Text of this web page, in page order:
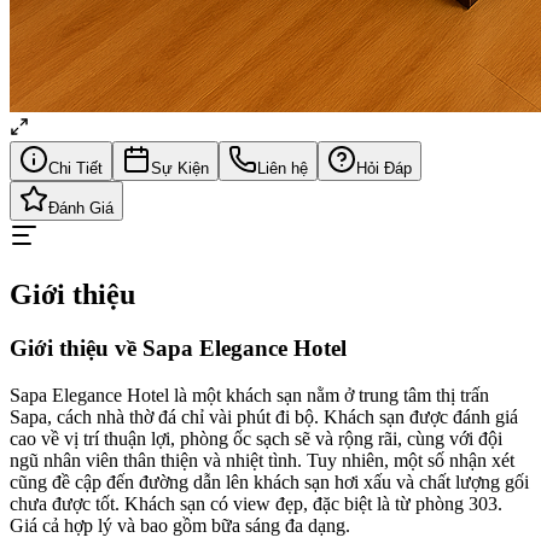
Chi Tiết Sự Kiện Liên hệ Hỏi Đáp
Đánh Giá
Giới thiệu
Giới thiệu về Sapa Elegance Hotel
Sapa Elegance Hotel là một khách sạn nằm ở trung tâm thị trấn
Sapa, cách nhà thờ đá chỉ vài phút đi bộ. Khách sạn được đánh giá
cao về vị trí thuận lợi, phòng ốc sạch sẽ và rộng rãi, cùng với đội
ngũ nhân viên thân thiện và nhiệt tình. Tuy nhiên, một số nhận xét
cũng đề cập đến đường dẫn lên khách sạn hơi xấu và chất lượng gối
chưa được tốt. Khách sạn có view đẹp, đặc biệt là từ phòng 303.
Giá cả hợp lý và bao gồm bữa sáng đa dạng.